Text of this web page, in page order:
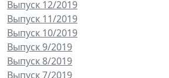
Выпуск 12/2019
Выпуск 11/2019
Выпуск 10/2019
Выпуск 9/2019
Выпуск 8/2019
Выпуск 7/2019